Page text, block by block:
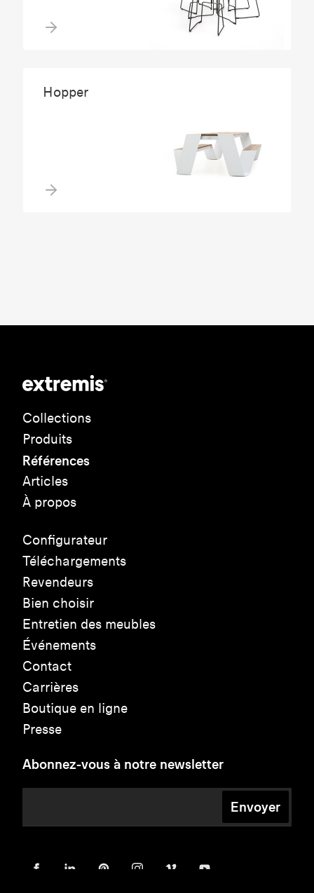
Hopper
Collections
Produits
Références
Articles
À propos
Configurateur
Téléchargements
Revendeurs
Bien choisir
Entretien des meubles
Événements
Contact
Carrières
Boutique en ligne
Presse
Abonnez-vous à notre newsletter
Envoyer